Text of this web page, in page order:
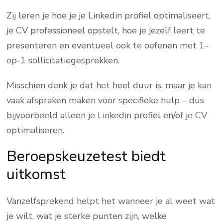
Zij leren je hoe je je Linkedin profiel optimaliseert,
je CV professioneel opstelt, hoe je jezelf leert te
presenteren en eventueel ook te oefenen met 1-
op-1 sollicitatiegesprekken.
Misschien denk je dat het heel duur is, maar je kan
vaak afspraken maken voor specifieke hulp – dus
bijvoorbeeld alleen je Linkedin profiel en/of je CV
optimaliseren.
Beroepskeuzetest biedt
uitkomst
Vanzelfsprekend helpt het wanneer je al weet wat
je wilt, wat je sterke punten zijn, welke